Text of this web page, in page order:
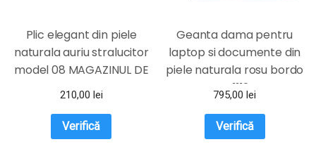
Plic elegant din piele
naturala auriu stralucitor
model 08 MAGAZINUL DE
GENTI
210,00 lei
Verifică
Geanta dama pentru
laptop si documente din
piele naturala rosu bordo
DFS1112D
795,00lei
Verifică